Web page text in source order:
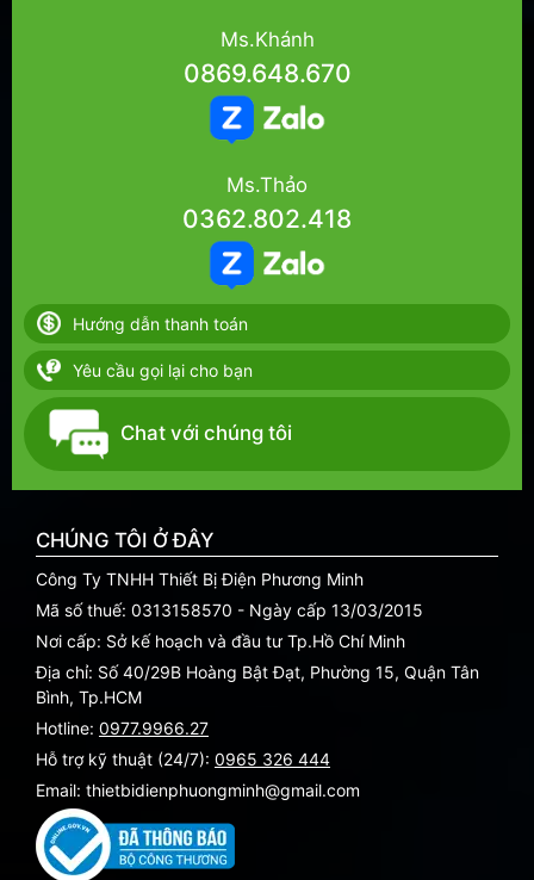
Ms.Khánh
0869.648.670
Ms.Thảo
0362.802.418
Hướng dẫn thanh toán
Yêu cầu gọi lại cho bạn
Chat với chúng tôi
CHÚNG TÔI Ở ĐÂY
Công Ty TNHH Thiết Bị Điện Phương Minh
Mã số thuế: 0313158570 - Ngày cấp 13/03/2015
Nơi cấp: Sở kế hoạch và đầu tư Tp.Hồ Chí Minh
Địa chỉ: Số 40/29B Hoàng Bật Đạt, Phường 15, Quận Tân
Bình, Tp.HCM
Hotline: 0977.9966.27
Hỗ trợ kỹ thuật (24/7): 0965 326 444
Email: thietbidienphuongminh@gmail.com